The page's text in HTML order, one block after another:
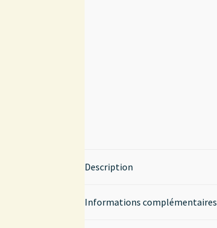
Description
Informations complémentaires